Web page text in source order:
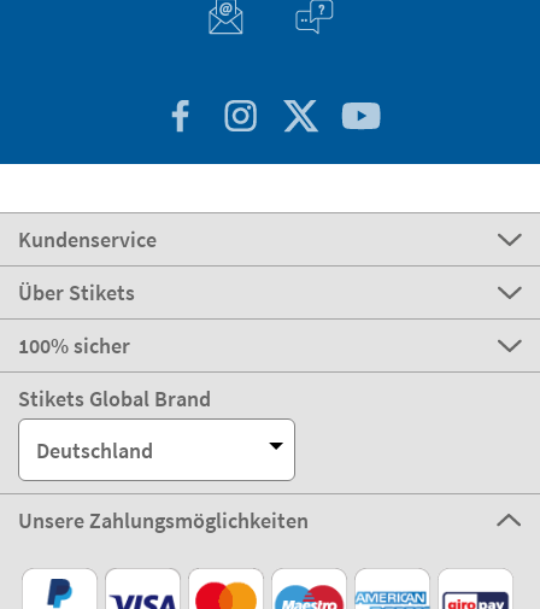
Kundenservice
Über Stikets
100% sicher
Stikets Global Brand
Deutschland
Unsere Zahlungsmöglichkeiten